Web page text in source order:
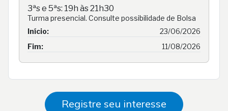
3ªs e 5ªs: 19h às 21h30
Turma presencial. Consulte possibilidade de Bolsa
Início:
23/06/2026
Fim:
11/08/2026
Registre seu interesse